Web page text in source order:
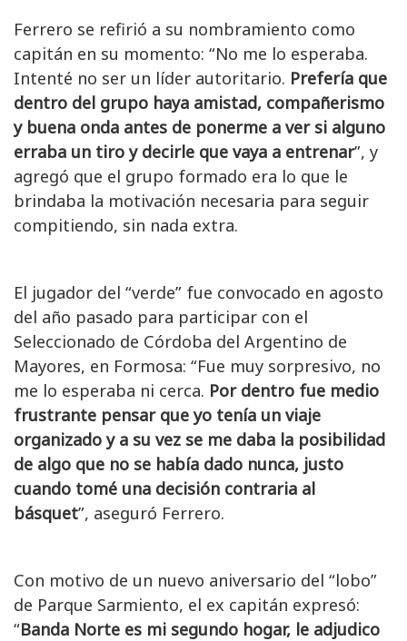
Ferrero se refirió a su nombramiento como
capitán en su momento: “No me lo esperaba.
Intenté no ser un líder autoritario. Prefería que
dentro del grupo haya amistad, compañerismo
y buena onda antes de ponerme a ver si alguno
erraba un tiro y decirle que vaya a entrenar”, y
agregó que el grupo formado era lo que le
brindaba la motivación necesaria para seguir
compitiendo, sin nada extra.
El jugador del “verde” fue convocado en agosto
del año pasado para participar con el
Seleccionado de Córdoba del Argentino de
Mayores, en Formosa: “Fue muy sorpresivo, no
me lo esperaba ni cerca. Por dentro fue medio
frustrante pensar que yo tenía un viaje
organizado y a su vez se me daba la posibilidad
de algo que no se había dado nunca, justo
cuando tomé una decisión contraria al
básquet”, aseguró Ferrero.
Con motivo de un nuevo aniversario del “lobo”
de Parque Sarmiento, el ex capitán expresó:
“Banda Norte es mi segundo hogar, le adjudico